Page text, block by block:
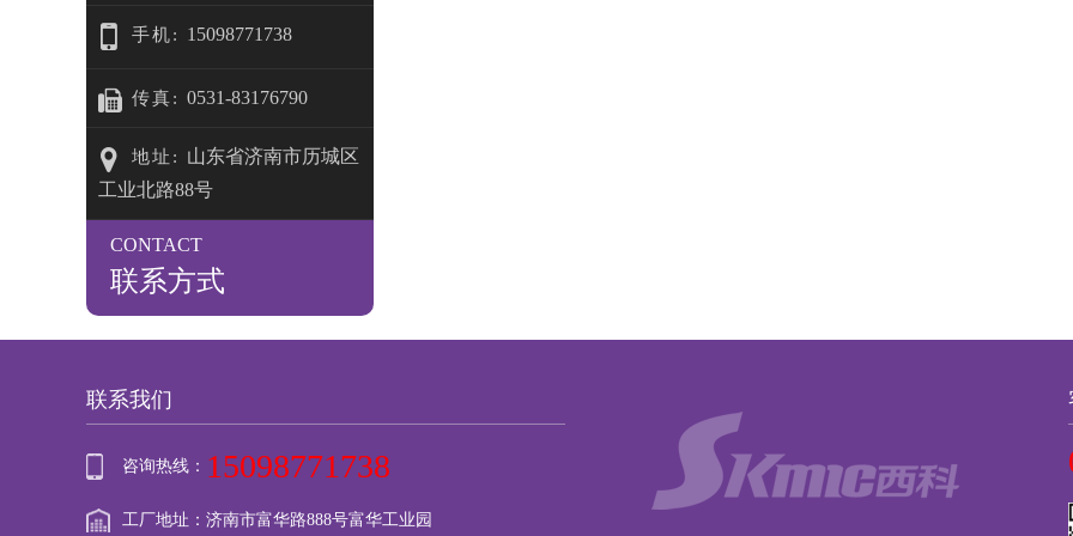
手机: 15098771738
传真: 0531-83176790
地址: 山东省济南市历城区
工业北路88号
CONTACT
联系方式
联系我们
咨询热线： 15098771738
工厂地址：济南市富华路888号富华工业园